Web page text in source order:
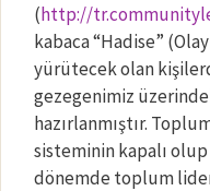
(http://
kabaca “Hadise”
yürütecek olan
gezegenimiz
hazırlanmıştır.
sisteminin kapalı
dönemde toplum